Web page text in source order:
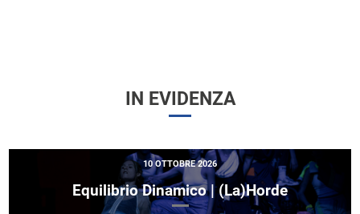
IN EVIDENZA
10 OTTOBRE 2026
Equilibrio Dinamico | (La)Horde